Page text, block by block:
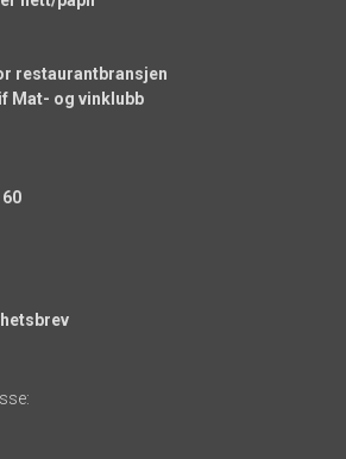
restaurantbransjen
Mat- og vinklubb
60